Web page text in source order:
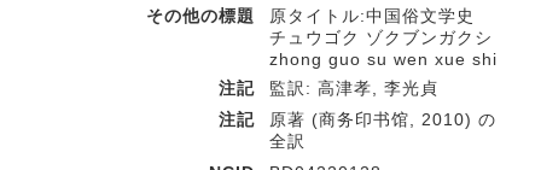
その他の標題
原タイトル:中国俗文学史
チュウゴク ゾクブンガクシ
zhong guo su wen xue shi
注記
監訳: 高津孝, 李光貞
注記
原著 (商务印书馆, 2010) の
全訳